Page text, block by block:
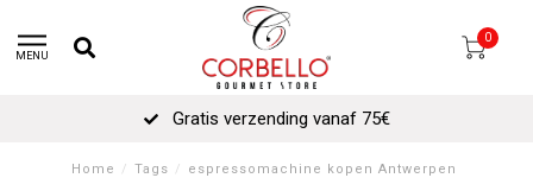
MENU
0
Gratis verzending vanaf 75€
Home / Tags / espressomachine kopen Antwerpen